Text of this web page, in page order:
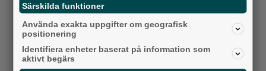
Kristdemokraterna
Centerpartiet
Liberalerna
Särskilda funktioner
Använda exakta uppgifter om geografisk
positionering
Identifiera enheter baserat på information som
aktivt begärs